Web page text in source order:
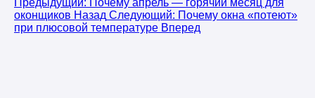
Предыдущий: Почему апрель — горячий месяц для
оконщиков Назад Следующий: Почему окна «потеют»
при плюсовой температуре Вперед